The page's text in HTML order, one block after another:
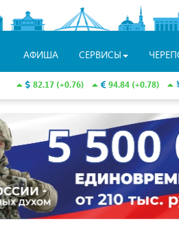
АФИША СЕРВИСЫ
82.17 (+0.76) 94.84 (+0.78)